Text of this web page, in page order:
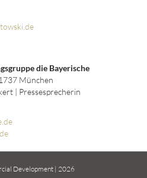
die Bayerische
München
| Pressesprecherin
Development | 2026